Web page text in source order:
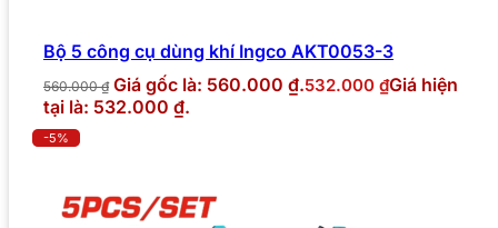
Bộ 5 công cụ dùng khí Ingco AKT0053-3
560.000₫ Giá gốc là: 560.000 ₫.532.000 ₫Giá hiện
tại là: 532.000 ₫.
-5%